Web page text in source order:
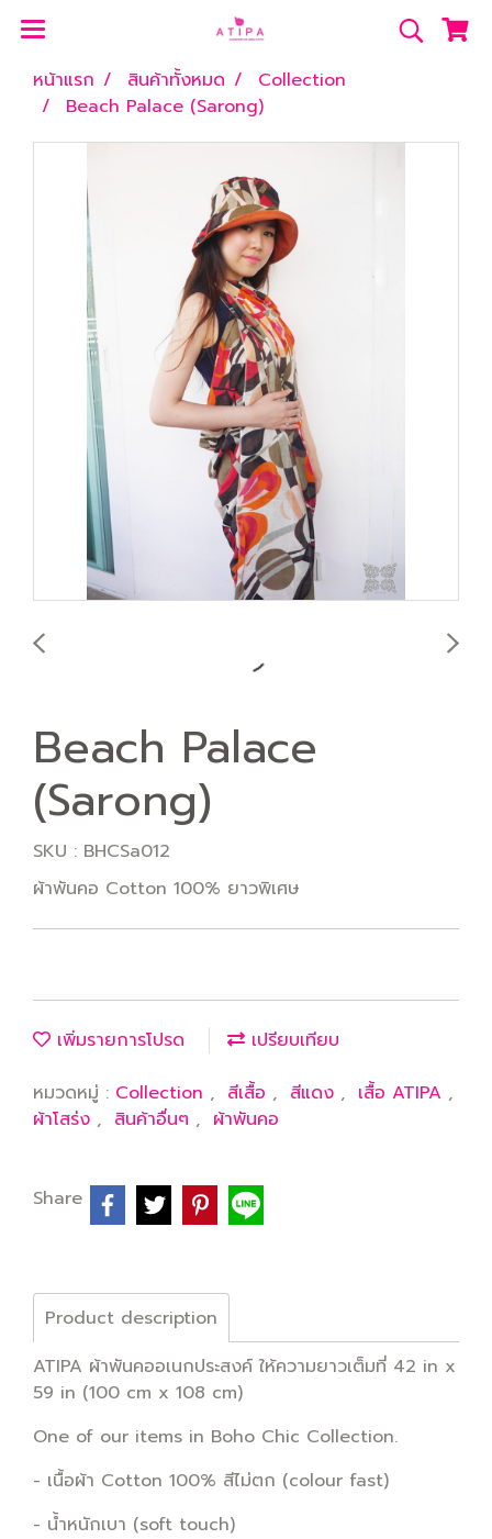
หน้าแรก สินค้าทั้งหมด
Collection
Beach Palace (Sarong)
Beach Palace
(Sarong)
SKU : BHCSa012
ผ้าพันคอ Cotton 100% ยาวพิเศษ
เพิ่มรายการโปรด
เปรียบเทียบ
หมวดหมู่ : Collection , สีเสื้อ , สีแดง , เสื้อ ATIPA ,
ผ้าโสร่ง , สินค้าอื่นๆ , ผ้าพันคอ
Share
Product description
ATIPA ผ้าพันคออเนกประสงค์ ให้ความยาวเต็มที่ 42 in x
59 in (100 cm x 108 cm)
One of our items in Boho Chic Collection.
- เนื้อผ้า Cotton 100% สีไม่ตก (colour fast)
- น้ำหนักเบา (soft touch)